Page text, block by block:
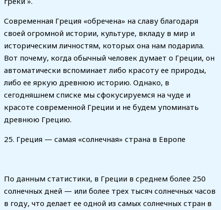
Современная Греция «обречена» на славу благодаря
своей огромной истории, культуре, вкладу в мир и
историческим личностям, которых она нам подарила.
Вот почему, когда обычный человек думает о Греции, он
автоматически вспоминает либо красоту ее природы,
либо ее яркую древнюю историю. Однако, в
сегодняшнем списке мы сфокусируемся на чуде и
красоте современной Греции и не будем упоминать
древнюю Грецию.
25. Греция — самая «солнечная» страна в Европе
По данным статистики, в Греции в среднем более 250
солнечных дней — или более трех тысяч солнечных часов
в году, что делает ее одной из самых солнечных стран в